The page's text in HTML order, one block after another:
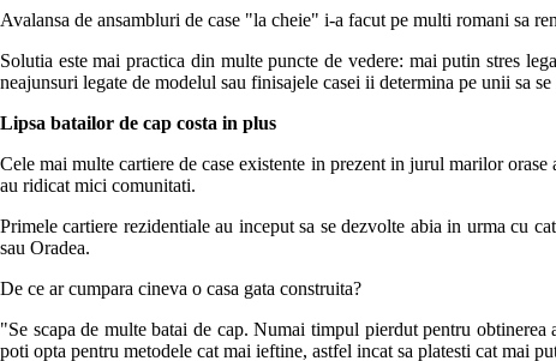
Avalansa de ansambluri de case "la cheie" i-a facut pe multi romani sa
Solutia este mai practica din multe puncte de vedere: mai putin stres
neajunsuri legate de modelul sau finisajele casei ii determina pe unii sa
Lipsa batailor de cap costa in plus
Cele mai multe cartiere de case existente in prezent in jurul marilor
au ridicat mici comunitati.
Primele cartiere rezidentiale au inceput sa se dezvolte abia in urma cu
sau Oradea.
De ce ar cumpara cineva o casa gata construita?
"Se scapa de multe batai de cap. Numai timpul pierdut pentru
poti opta pentru metodele cat mai ieftine, astfel incat sa platesti cat